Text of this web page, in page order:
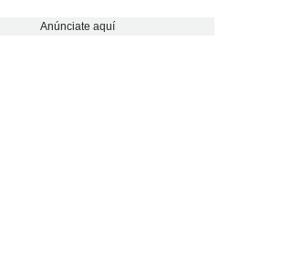
Anúnciate aquí